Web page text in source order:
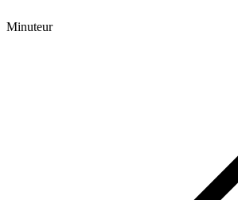
Minuteur